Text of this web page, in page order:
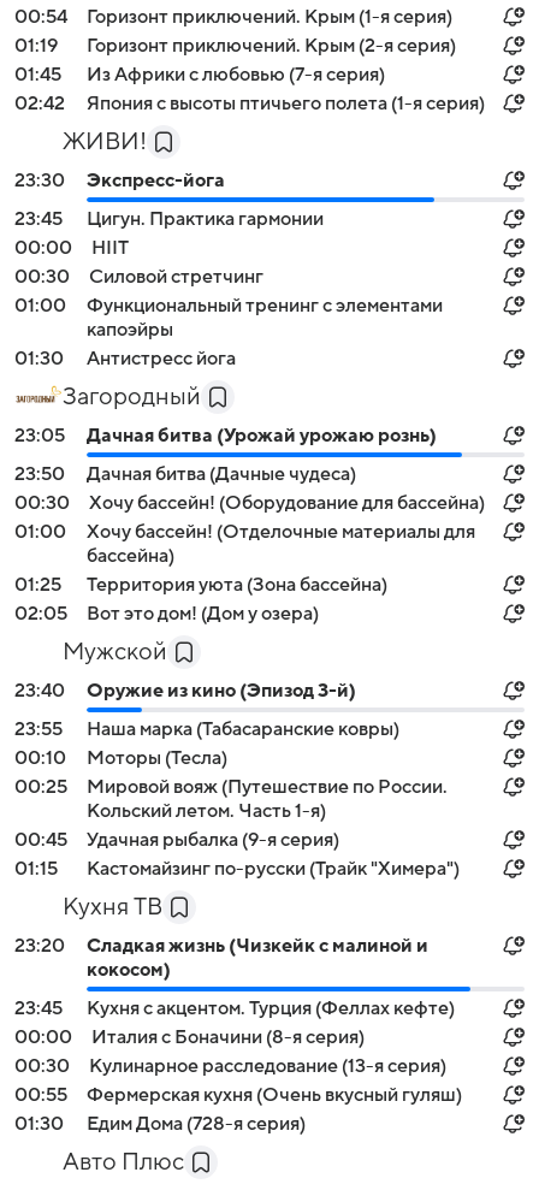
00:54
Горизонт приключений. Крым (1-я серия)
01:19
Горизонт приключений. Крым (2-я серия)
01:45
Из Африки с любовью (7-я серия)
02:42
Япония с высоты птичьего полета (1-я серия)
ЖИВИ!
23:30
Экспресс-йога
23:45
Цигун. Практика гармонии
00:00
HIIT
00:30
Силовой стретчинг
01:00
Функциональный тренинг с элементами
капоэйры
01:30
Антистресс йога
Загородный
23:05
Дачная битва (Урожай урожаю рознь)
23:50
Дачная битва (Дачные чудеса)
00:30
Хочу бассейн! (Оборудование для бассейна)
01:00
Хочу бассейн! (Отделочные материалы для
бассейна)
01:25
Территория уюта (Зона бассейна)
02:05
Вот это дом! (Дом у озера)
Мужской
23:40
Оружие из кино (Эпизод 3-й)
23:55
Наша марка (Табасаранские ковры)
00:10
Моторы (Тесла)
00:25
Мировой вояж (Путешествие по России.
Кольский летом. Часть 1-я)
00:45
Удачная рыбалка (9-я серия)
01:15
Кастомайзинг по-русски (Трайк "Химера")
Кухня ТВ
23:20
Сладкая жизнь (Чизкейк с малиной и
кокосом)
23:45
Кухня с акцентом. Турция (Феллах кефте)
00:00
Италия с Боначини (8-я серия)
00:30
Кулинарное расследование (13-я серия)
00:55
Фермерская кухня (Очень вкусный гуляш)
01:30
Едим Дома (728-я серия)
Авто Плюс